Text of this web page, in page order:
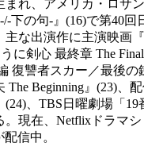
まれ、アメリカ・ロサ
下の句-』(16)で第40回
な出演作に主演映画
に剣心 最終章 The
復讐者スカー／最後の
The Beginning』(23)、
、TBS日曜劇場「19
。現在、Netflixドラマ
配信中。